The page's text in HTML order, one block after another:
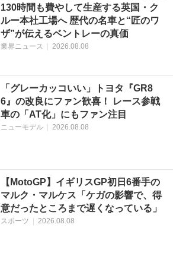
130時間も費やして生産する英国・ク
ルー本社工場へ 歴代の名車と“匠のワ
ザ”が伝えるベントレーの真価
業界ニュース 2026.08.08
「グレーカッコいい」トヨタ『GR8
6』の改良にファン歓喜！ レース参戦
車の「AT化」にもファン注目
ニューモデル | 2026.08.08
【MotoGP】イギリスGP初日6番手の
マルク・マルケス「ケガの影響で、得
意だったところまで遅くなっている」
スポーツ | 2026.08.08